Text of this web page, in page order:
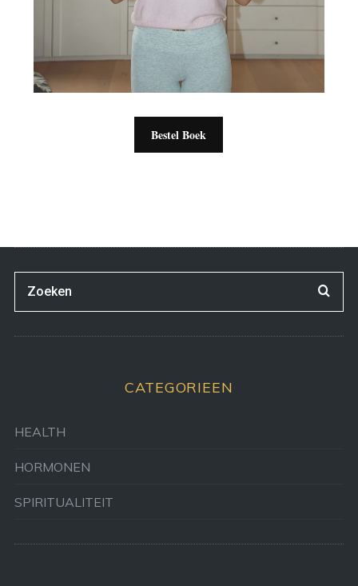
Bestel Boek
CATEGORIEEN
HEALTH
HORMONEN
SPIRITUALITEIT